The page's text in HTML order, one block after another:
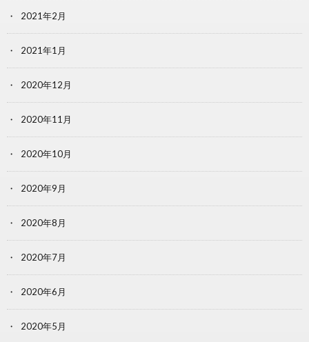
2021年2月
2021年1月
2020年12月
2020年11月
2020年10月
2020年9月
2020年8月
2020年7月
2020年6月
2020年5月